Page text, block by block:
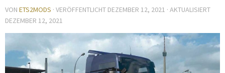
VON ETS2MODS · VERÖFFENTLICHT DEZEMBER 12, 2021 · AKTUALISIERT
DEZEMBER 12, 2021